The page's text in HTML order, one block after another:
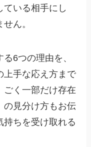
ている相手にし
ん。
6つの理由を、
上手な応え方まで
ごく一部だけ存在
の見分け方もお伝
持ちを受け取れる